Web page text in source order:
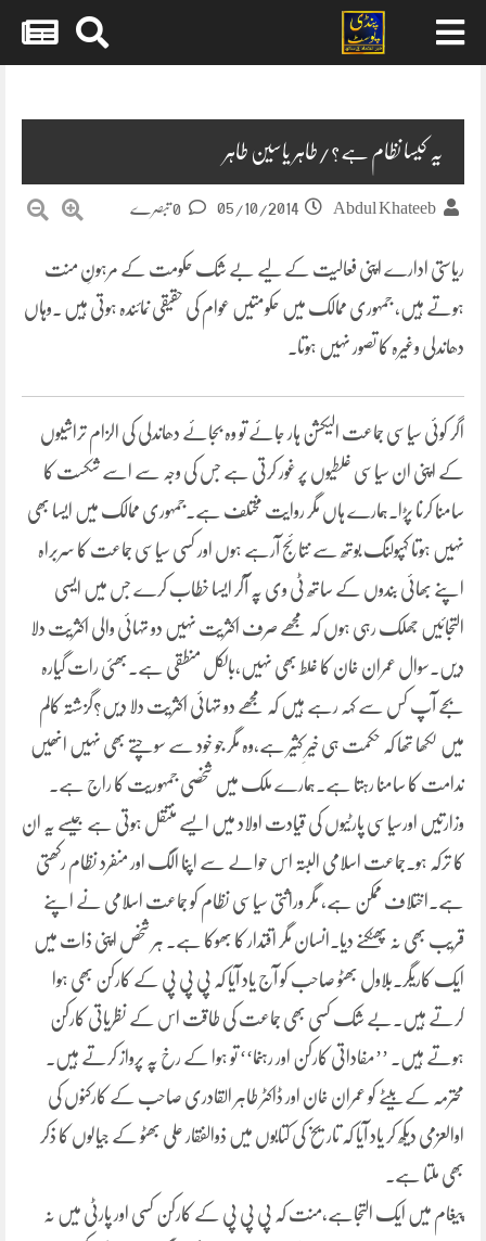
یہ کیسا نظام ہے؟/طاہر یاسین طاہر
Abdul Khateeb
05/10/2014
ریاستی ادارے اپنی فعالیت کے لیے بے شک حکومت کے مرہونِ منت
ہوتے ہیں، جمہوری ممالک میں حکومتیں عوام کی حقیقی نمائندہ ہوتی ہیں ۔وہاں
دھاندلی وغیرہ کا تصور نہیں ہوتا۔
اگر کوئی سیاسی جماعت الیکشن ہار جائے تو وہ بجائے دھاندلی کی الزام تراشیوں
کے اپنی ان سیاسی غلطیوں پر غور کرتی ہے جس کی وجہ سے اسے شکست کا
سامنا کرنا پڑا۔ہمارے ہاں مگر روایت مختلف ہے۔جمہوری ممالک میں ایسا بھی
نہیں ہوتا کہپولنگ بوتھ سے نتائج آرہے ہوں اور کسی سیاسی جماعت کا سربراہ
اپنے بھائی بندوں کے ساتھ ٹی وی پہ آکر ایسا خطاب کرے جس میں ایسی
التجائیں جھلک رہی ہوں کہ مجھے صرف اکثریت نہیں دو تہائی والی اکثریت دلا
دیں۔سوال عمران خان کا غلط بھی نہیں،بالکل منطقی ہے۔بھئی رات گیارہ
بجے آپ کس سے کہہ رہے ہیں کہ مجھے دو تہائی اکثریت دلا دیں؟گزشتہ کالم
میں لکھا تھا کہ حکمت ہی خیرِ کثیر ہے،وہ مگر جو خود سے سوچتے بھی نہیں انھیں
ندامت کا سامنا رہتا ہے۔ہمارے ملک میں شخصی جمہوریت کا راج ہے۔
وزارتیں اورسیاسی پارٹیوں کی قیادت اولاد میں ایسے منتقل ہوتی ہے جیسے یہ ان
کا ترکہ ہو۔جماعت اسلامی البتہ اس حوالے سے اپنا الگ اور منفرد نظام رکھتی
ہے۔اختلاف ممکن ہے، مگر وراثتی سیاسی نظام کو جماعت اسلامی نے اپنے
قریب بھی نہ پھٹکنے دیا۔انسان مگر اقتدار کا بھوکا ہے۔ ہر شخص اپنی ذات میں
ایک کاریگر۔بلاول بھٹو صاحب کو آج یاد آیا کہ پی پی پی کے کارکن بھی ہوا
کرتے ہیں۔بے شک کسی بھی جماعت کی طاقت اس کے نظریاتی کارکن
ہوتے ہیں۔ ’’مفاداتی کارکن اور رہنما‘‘ تو ہوا کے رخ پہ پرواز کرتے ہیں۔
محترمہ کے بیٹے کو عمران خان اور ڈاکٹر طاہر القادری صاحب کے کارکنوں کی
اوالعزمی دیکھ کر یاد آیا کہ تاریخ کی کتابوں میں ذوالفقار علی بھٹو کے جیالوں کا ذکر
بھی ملتا ہے۔
پیغام میں ایک التجاہے،منت کہ پی پی پی کے کارکن کسی اور پارٹی میں نہ